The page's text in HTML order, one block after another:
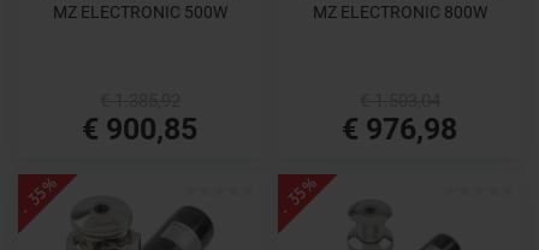
MZ ELECTRONIC 500W
€ 900,85
MZ ELECTRONIC 800W
€ 976,98
- 35% - 35%